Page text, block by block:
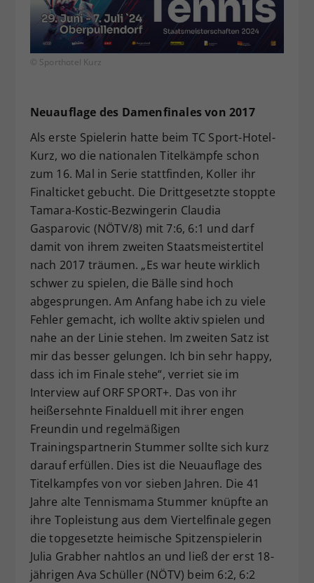
© Sporthotel Kurz
Neuauflage des Damenfinales von 2017
Als erste Spielerin hatte beim TC Sport-Hotel-
Kurz, wo die nationalen Titelkämpfe schon
zum 16. Mal in Serie stattfinden, Koller ihr
Finalticket gebucht. Die Drittgesetzte stoppte
Tamara-Kostic-Bezwingerin Claudia
Gasparovic (NÖTV/8) mit 7:6, 6:1 und darf
damit von ihrem zweiten Staatsmeistertitel
nach 2017 träumen. „Es war heute wirklich
schwer zu spielen, die Bälle sind hoch
abgesprungen. Am Anfang habe ich zu viele
Fehler gemacht, ich wollte aktiv spielen und
nahe an der Linie stehen. Im zweiten Satz ist
mir das besser gelungen. Ich bin sehr happy,
dass ich im Finale stehe“, verriet sie im
Interview auf ORF SPORT+. Das von ihr
heißersehnte Finalduell mit ihrer engen
Freundin und regelmäßigen
Trainingspartnerin Stummer sollte sich kurz
darauf erfüllen. Dies ist die Neuauflage des
Titelkampfes von vor sieben Jahren. Die 41
Jahre alte Tennismama Stummer knüpfte an
ihre Topleistung aus dem Viertelfinale gegen
die topgesetzte heimische Spitzenspielerin
Julia Grabher nahtlos an und ließ der erst 18-
jährigen Ava Schüller (NÖTV) beim 6:2, 6:2